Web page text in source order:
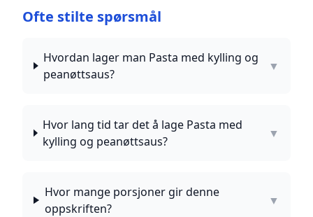
Ofte stilte spørsmål
Hvordan lager man Pasta med kylling og
peanøttsaus?
▼
Hvor lang tid tar det å lage Pasta med
kylling og peanøttsaus?
▼
Hvor mange porsjoner gir denne
oppskriften?
▼